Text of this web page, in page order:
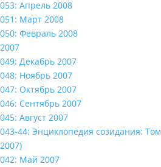
053: Апрель 2008
051: Март 2008
050: Февраль 2008
2007
049: Декабрь 2007
048: Ноябрь 2007
047: Октябрь 2007
046: Сентябрь 2007
045: Август 2007
043-44: Энциклопедия созидания:
2007)
042: Май 2007